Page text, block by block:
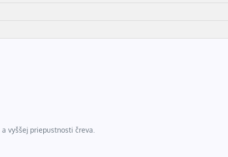
vyššej priepustnosti čreva.